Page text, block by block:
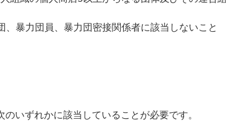
暴力団員、暴力団密接関係者に該当しないこと
いずれかに該当していることが必要です。